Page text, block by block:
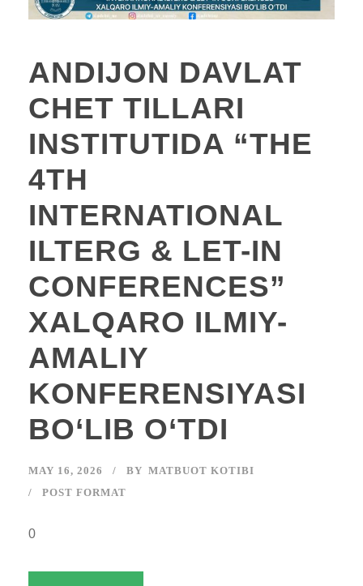
ANDIJON DAVLAT
CHET TILLARI
INSTITUTIDA “THE
4TH
INTERNATIONAL
ILTERG & LET-IN
CONFERENCES”
XALQARO ILMIY-
AMALIY
KONFERENSIYASI
BO‘LIB O‘TDI
MAY 16, 2026 BY MATBUOT KOTIBI
POST FORMAT
0